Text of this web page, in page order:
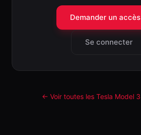
Demander un accès
Se connecter
← Voir toutes les Tesla Model 3